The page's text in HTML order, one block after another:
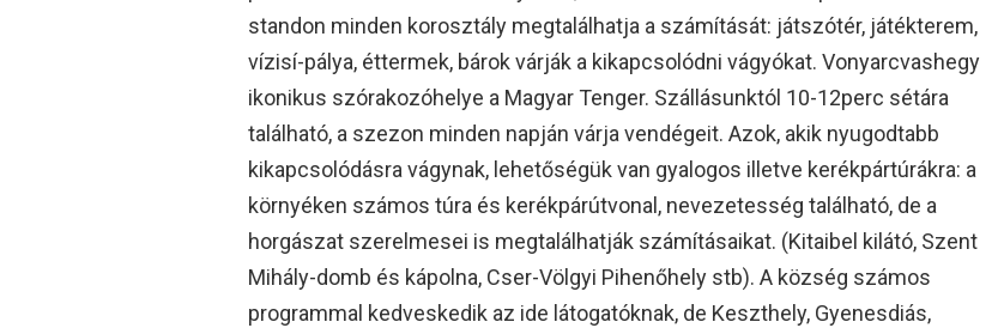
standon minden korosztály megtalálhatja a számítását: játszótér, játékterem,
vízisí-pálya, éttermek, bárok várják a kikapcsolódni vágyókat. Vonyarcvashegy
ikonikus szórakozóhelye a Magyar Tenger. Szállásunktól 10-12perc sétára
található, a szezon minden napján várja vendégeit. Azok, akik nyugodtabb
kikapcsolódásra vágynak, lehetőségük van gyalogos illetve kerékpártúrákra: a
környéken számos túra és kerékpárútvonal, nevezetesség található, de a
horgászat szerelmesei is megtalálhatják számításaikat. (Kitaibel kilátó, Szent
Mihály-domb és kápolna, Cser-Völgyi Pihenőhely stb). A község számos
programmal kedveskedik az ide látogatóknak, de Keszthely, Gyenesdiás,